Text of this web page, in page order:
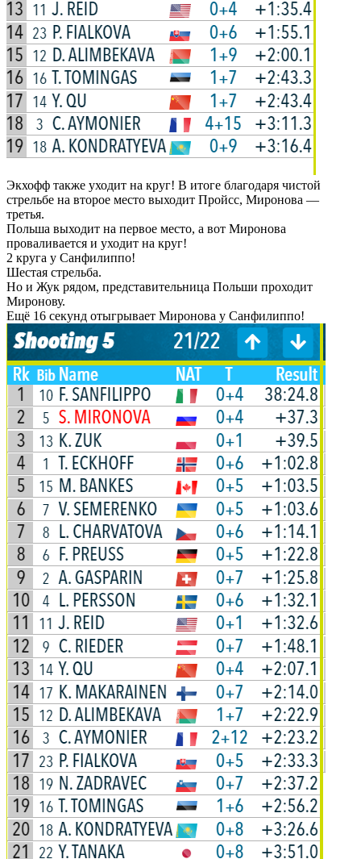
Экхофф также уходит на круг! В итоге благодаря чистой
стрельбе на второе место выходит Пройсс, Миронова —
третья.
Польша выходит на первое место, а вот Миронова
проваливается и уходит на круг!
2 круга у Санфилиппо!
Шестая стрельба.
Но и Жук рядом, представительница Польши проходит
Миронову.
Ещё 16 секунд отыгрывает Миронова у Санфилиппо!